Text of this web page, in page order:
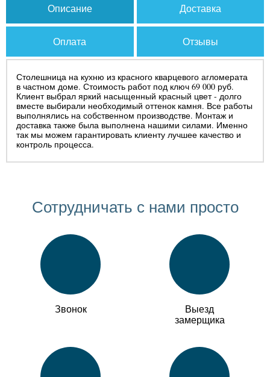
Описание Доставка
Оплата Отзывы
Столешница на кухню из красного кварцевого агломерата
в частном доме. Стоимость работ под ключ 69 000 руб.
Клиент выбрал яркий насыщенный красный цвет - долго
вместе выбирали необходимый оттенок камня. Все работы
выполнялись на собственном производстве. Монтаж и
доставка также была выполнена нашими силами. Именно
так мы можем гарантировать клиенту лучшее качество и
контроль процесса.
Сотрудничать с нами просто
Звонок
Выезд
замерщика